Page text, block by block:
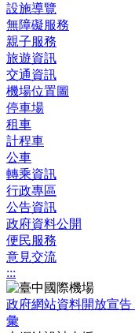
設施導覽
無障礙服務
親子服務
旅遊資訊
交通資訊
機場位置圖
停車場
租車
計程車
公車
轉乘資訊
行政專區
公告資訊
政府資料公開
便民服務
意見交流
:::
政府網站資料開放宣告
彙